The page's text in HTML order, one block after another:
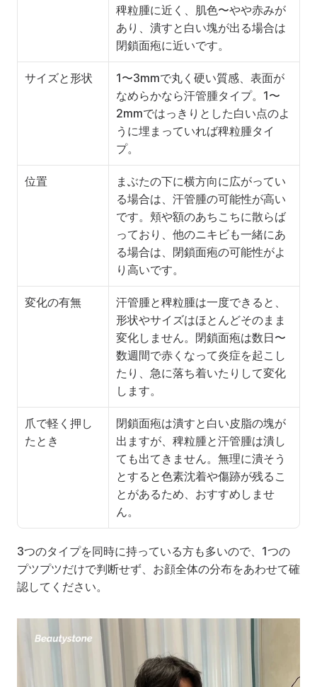
稗粒腫に近く、肌色〜やや赤みが
あり、潰すと白い塊が出る場合は
閉鎖面疱に近いです。
サイズと形状
1〜3mmで丸く硬い質感、表面が
なめらかなら汗管腫タイプ。1〜
2mmではっきりとした白い点のよ
うに埋まっていれば稗粒腫タイ
プ。
位置
まぶたの下に横方向に広がってい
る場合は、汗管腫の可能性が高い
です。頬や額のあちこちに散らば
っており、他のニキビも一緒にあ
る場合は、閉鎖面疱の可能性がよ
り高いです。
変化の有無
汗管腫と稗粒腫は一度できると、
形状やサイズはほとんどそのまま
変化しません。閉鎖面疱は数日〜
数週間で赤くなって炎症を起こし
たり、急に落ち着いたりして変化
します。
爪で軽く押し
たとき
閉鎖面疱は潰すと白い皮脂の塊が
出ますが、稗粒腫と汗管腫は潰し
ても出てきません。無理に潰そう
とすると色素沈着や傷跡が残るこ
とがあるため、おすすめしませ
ん。
3つのタイプを同時に持っている方も多いので、1つの
プツプツだけで判断せず、お顔全体の分布をあわせて確
認してください。